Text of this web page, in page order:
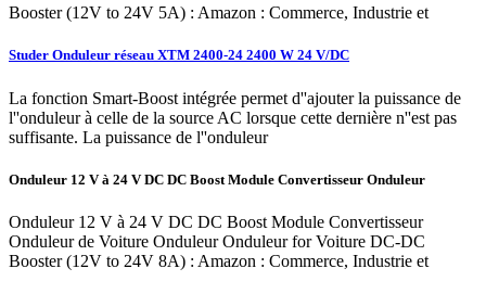
Booster (12V to 24V 5A) : Amazon : Commerce, Industrie et
Studer Onduleur réseau XTM 2400-24 2400 W 24 V/DC
La fonction Smart-Boost intégrée permet d''ajouter la puissance de
l''onduleur à celle de la source AC lorsque cette dernière n''est pas
suffisante. La puissance de l''onduleur
Onduleur 12 V à 24 V DC DC Boost Module Convertisseur Onduleur
Onduleur 12 V à 24 V DC DC Boost Module Convertisseur
Onduleur de Voiture Onduleur Onduleur for Voiture DC-DC
Booster (12V to 24V 8A) : Amazon : Commerce, Industrie et